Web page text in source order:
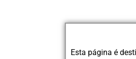
Esta página é